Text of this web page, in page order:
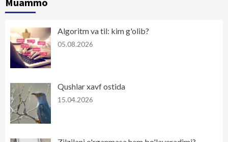
Algoritm va til: kim g'olib?
05.08.2026
Qushlar xavf ostida
15.04.2026